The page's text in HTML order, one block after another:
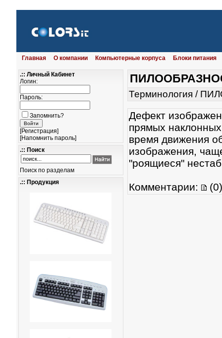
Главная О компании Компьютерные корпуса Блоки питания
.:: Личный Кабинет
Логин:
Пароль:
Запомнить?
[Регистрация]
[Напомнить пароль]
.:: Поиск
Поиск по разделам
.:: Продукция
Терминология /
Дефект
прямых
время движения
изображения,
"роящиеся"
Комментарии: (0)